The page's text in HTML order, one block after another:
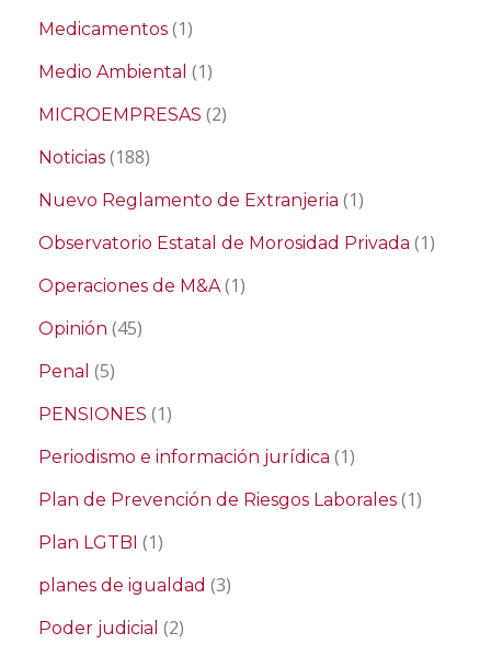
Medicamentos (1)
Medio Ambiental (1)
MICROEMPRESAS (2)
Noticias (188)
Nuevo Reglamento de Extranjeria (1)
Observatorio Estatal de Morosidad Privada (1)
Operaciones de M&A(1)
Opinión (45)
Penal (5)
PENSIONES (1)
Periodismo e información jurídica (1)
Plan de Prevención de Riesgos Laborales (1)
Plan LGTBI (1)
planes de igualdad (3)
Poder judicial (2)